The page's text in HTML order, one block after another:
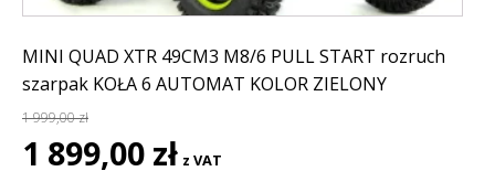
MINI QUAD XTR 49CM3 M8/6 PULL START rozruch
szarpak KOŁA 6 AUTOMAT KOLOR ZIELONY
1 999,00zł
Pierwotna
cena
1 899,00 zł cena
z VAT